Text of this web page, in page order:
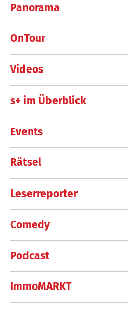
Panorama
OnTour
Videos
s+ im Überblick
Events
Rätsel
Leserreporter
Comedy
Podcast
ImmoMARKT